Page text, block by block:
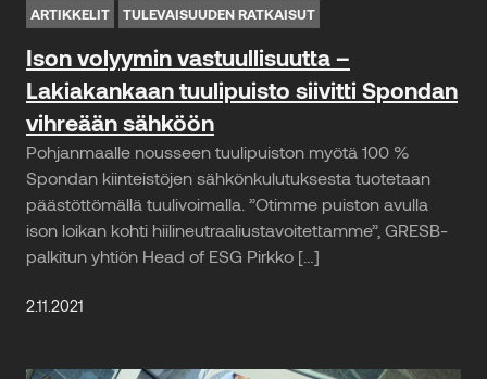
ARTIKKELIT TULEVAISUUDEN RATKAISUT
Ison volyymin vastuullisuutta –
Lakiakankaan tuulipuisto siivitti Spondan
vihreään sähköön
Pohjanmaalle nousseen tuulipuiston myötä 100 %
Spondan kiinteistöjen sähkönkulutuksesta tuotetaan
päästöttömällä tuulivoimalla. ”Otimme puiston avulla
ison loikan kohti hiilineutraaliustavoitettamme”, GRESB-
palkitun yhtiön Head of ESG Pirkko […]
2.11.2021